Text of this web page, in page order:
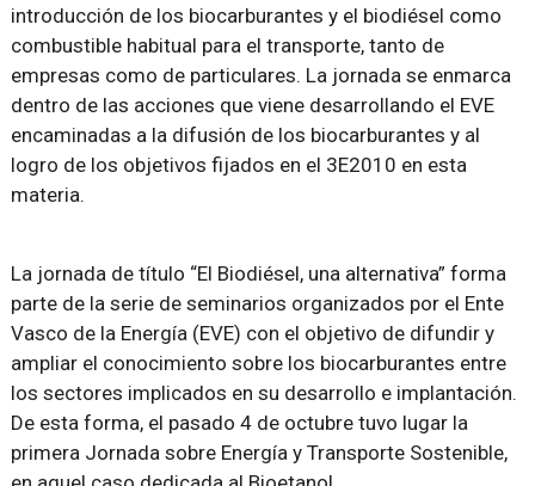
introducción de los biocarburantes y el biodiésel como
combustible habitual para el transporte, tanto de
empresas como de particulares. La jornada se enmarca
dentro de las acciones que viene desarrollando el EVE
encaminadas a la difusión de los biocarburantes y al
logro de los objetivos fijados en el 3E2010 en esta
materia.
La jornada de título “El Biodiésel, una alternativa” forma
parte de la serie de seminarios organizados por el Ente
Vasco de la Energía (EVE) con el objetivo de difundir y
ampliar el conocimiento sobre los biocarburantes entre
los sectores implicados en su desarrollo e implantación.
De esta forma, el pasado 4 de octubre tuvo lugar la
primera Jornada sobre Energía y Transporte Sostenible,